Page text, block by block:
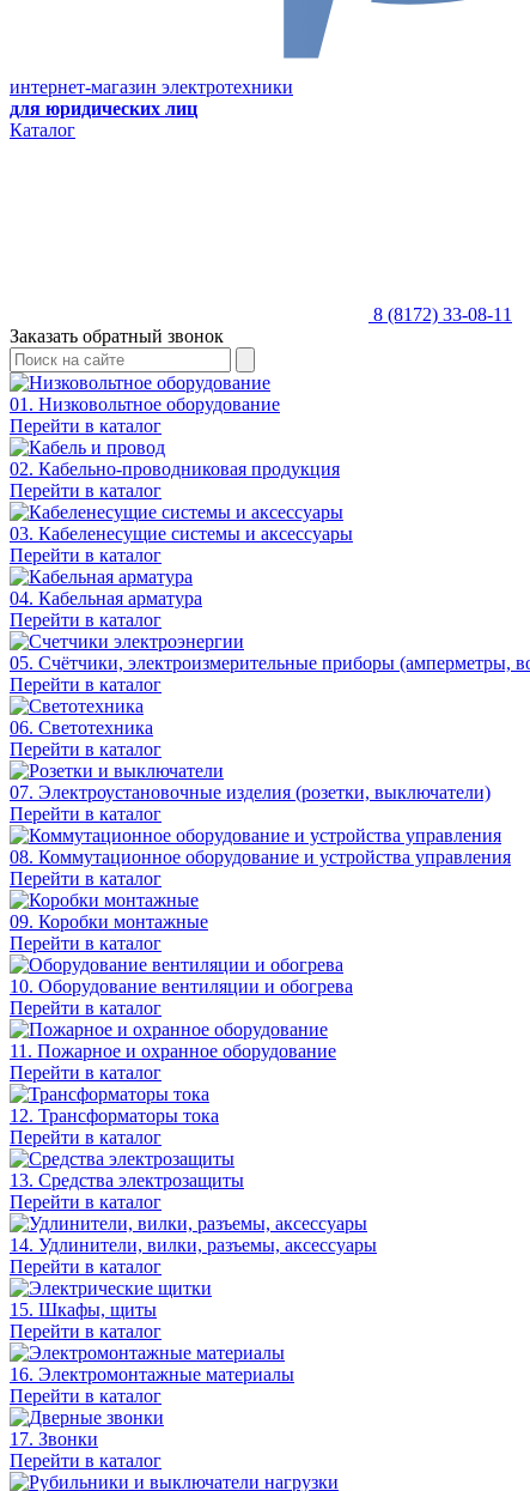
интернет-магазин электротехники
для юридических лиц
Каталог
8 (8172) 33-08-11
Заказать обратный звонок
01. Низковольтное оборудование
Перейти в каталог
02. Кабельно-проводниковая продукция
Перейти в каталог
03. Кабеленесущие системы и аксессуары
Перейти в каталог
04. Кабельная арматура
Перейти в каталог
05. Счётчики, электроизмерительные приборы (амперметры,
Перейти в каталог
06. Светотехника
Перейти в каталог
07. Электроустановочные изделия (розетки, выключатели)
Перейти в каталог
08. Коммутационное оборудование и устройства управления
Перейти в каталог
09. Коробки монтажные
Перейти в каталог
10. Оборудование вентиляции и обогрева
Перейти в каталог
11. Пожарное и охранное оборудование
Перейти в каталог
12. Трансформаторы тока
Перейти в каталог
13. Средства электрозащиты
Перейти в каталог
14. Удлинители, вилки, разъемы, аксессуары
Перейти в каталог
15. Шкафы, щиты
Перейти в каталог
16. Электромонтажные материалы
Перейти в каталог
17. Звонки
Перейти в каталог